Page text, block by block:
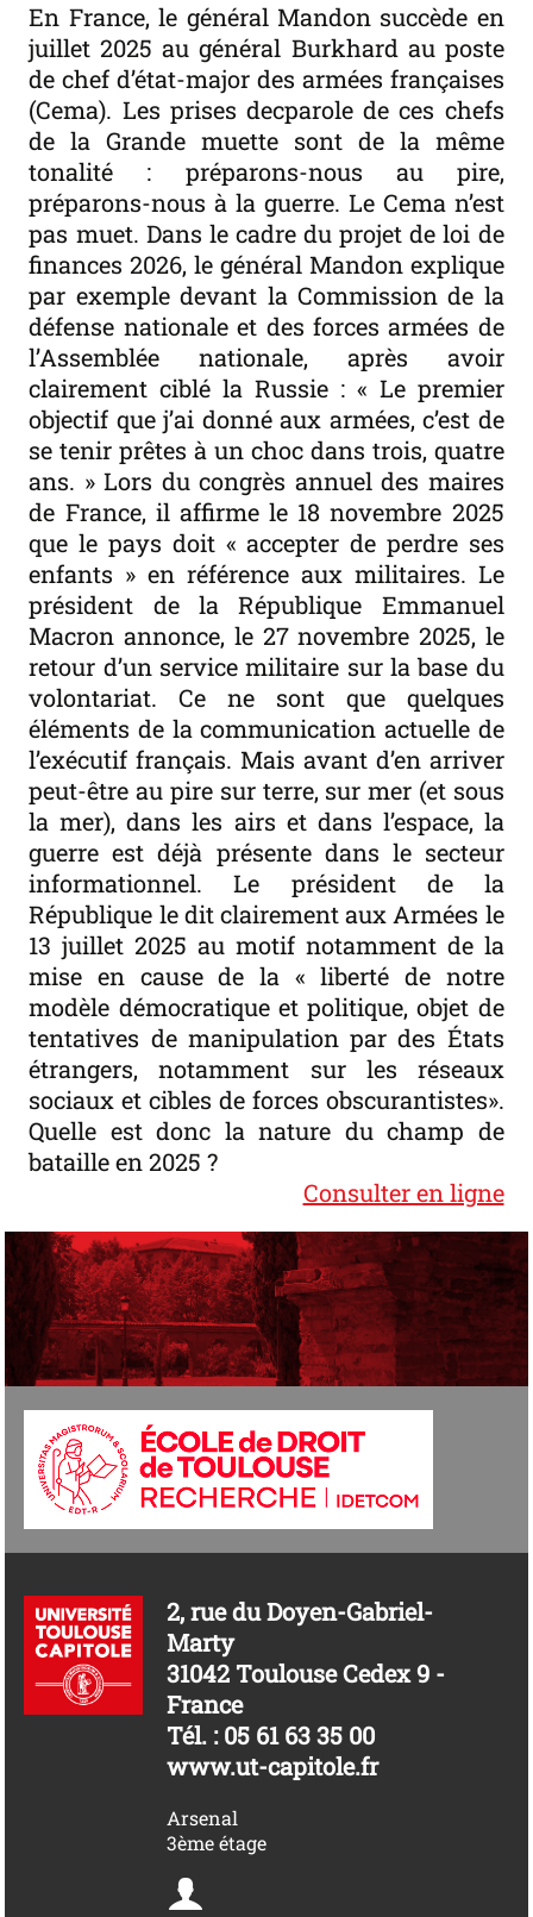
En France, le général Mandon succède en
juillet 2025 au général Burkhard au poste
de chef d’état-major des armées françaises
(Cema). Les prises decparole de ces chefs
de la Grande muette sont de la même
tonalité : préparons-nous au pire,
préparons-nous à la guerre. Le Cema n’est
pas muet. Dans le cadre du projet de loi de
finances 2026, le général Mandon explique
par exemple devant la Commission de la
défense nationale et des forces armées de
l’Assemblée nationale, après avoir
clairement ciblé la Russie : « Le premier
objectif que j’ai donné aux armées, c’est de
se tenir prêtes à un choc dans trois, quatre
ans. » Lors du congrès annuel des maires
de France, il affirme le 18 novembre 2025
que le pays doit « accepter de perdre ses
enfants » en référence aux militaires. Le
président de la République Emmanuel
Macron annonce, le 27 novembre 2025, le
retour d’un service militaire sur la base du
volontariat. Ce ne sont que quelques
éléments de la communication actuelle de
l’exécutif français. Mais avant d’en arriver
peut-être au pire sur terre, sur mer (et sous
la mer), dans les airs et dans l’espace, la
guerre est déjà présente dans le secteur
informationnel. Le président de la
République le dit clairement aux Armées le
13 juillet 2025 au motif notamment de la
mise en cause de la « liberté de notre
modèle démocratique et politique, objet de
tentatives de manipulation par des États
étrangers, notamment sur les réseaux
sociaux et cibles de forces obscurantistes».
Quelle est donc la nature du champ de
bataille en 2025 ?
Consulter en ligne
2, rue du Doyen-Gabriel-
Marty
31042 Toulouse Cedex 9 -
France
Tél. : 05 61 63 35 00
www.ut-capitole.fr
Arsenal
3ème étage